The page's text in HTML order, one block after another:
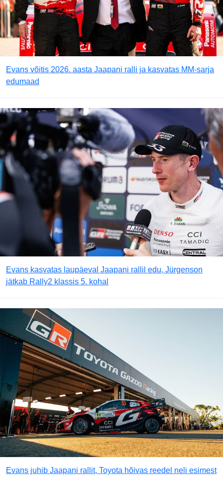
Evans võitis 2026. aasta Jaapani ralli ja kasvatas MM-sarja
edumaad
Evans kasvatas laupäeval Jaapani rallil edu, Jürgenson
jätkab Rally2 klassis 5. kohal
Evans juhib Jaapani rallit, Toyota hõivas reedel neli esimest